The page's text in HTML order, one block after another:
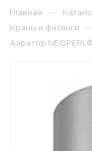
Главная —
Краны и фитинги
Аэратор